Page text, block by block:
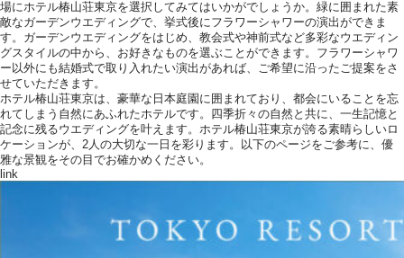
場にホテル椿山荘東京を選択してみてはいかがでしょうか。緑に囲まれた素
敵なガーデンウエディングで、挙式後にフラワーシャワーの演出ができま
す。ガーデンウエディングをはじめ、教会式や神前式など多彩なウエディン
グスタイルの中から、お好きなものを選ぶことができます。フラワーシャワ
ー以外にも結婚式で取り入れたい演出があれば、ご希望に沿ったご提案をさ
せていただきます。
ホテル椿山荘東京は、豪華な日本庭園に囲まれており、都会にいることを忘
れてしまう自然にあふれたホテルです。四季折々の自然と共に、一生記憶と
記念に残るウエディングを叶えます。ホテル椿山荘東京が誇る素晴らしいロ
ケーションが、2人の大切な一日を彩ります。以下のページをご参考に、優
雅な景観をその目でお確かめください。
link